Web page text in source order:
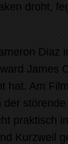
droht,
Diaz
James
hat. Am
praktisch
Kurzweil